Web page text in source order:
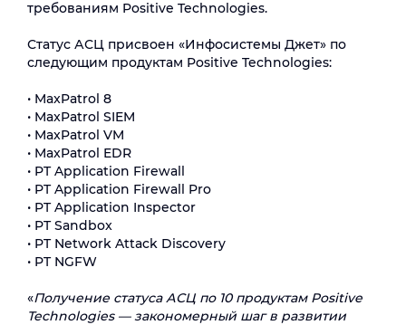
требованиям Positive Technologies.
Статус АСЦ присвоен «Инфосистемы Джет» по
следующим продуктам Positive Technologies:
• MaxPatrol 8
• MaxPatrol SIEM
• MaxPatrol VM
• MaxPatrol EDR
• PT Application Firewall
• PT Application Firewall Pro
• PT Application Inspector
• PT Sandbox
• PT Network Attack Discovery
• PT NGFW
«Получение статуса АСЦ по 10 продуктам Positive
Technologies — закономерный шаг в развитии